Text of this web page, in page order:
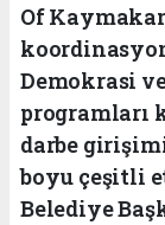
Of
Demokrasi
programları
darbe
boyu çeşitli
Belediye